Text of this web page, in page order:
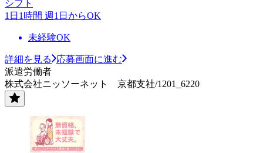
シフト
1日1時間 週1日からOK
未経験OK
詳細を見る
応募画面に進む
派遣労働者
株式会社ニッソーネット 京都支社/1201_6220